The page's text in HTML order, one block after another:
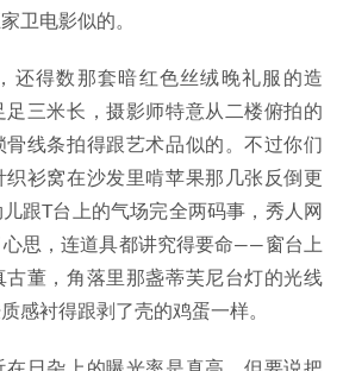
卫电影似的。
还得数那套暗红色丝绒晚礼服的造
三米长，摄影师特意从二楼俯拍的
线条拍得跟艺术品似的。不过你们
衫窝在沙发里啃苹果那几张反倒更
跟T台上的气场完全两码事，秀人网
思，连道具都讲究得要命——窗台上
古董，角落里那盏蒂芙尼台灯的光线
感衬得跟剥了壳的鸡蛋一样。